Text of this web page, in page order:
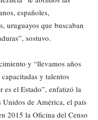
españoles,
uruguayos que buscaban
sostuvo.
y “llevamos años
y talentos
el Estado”, enfatizó la
Unidos de América, el país
2015 la Oficina del Censo